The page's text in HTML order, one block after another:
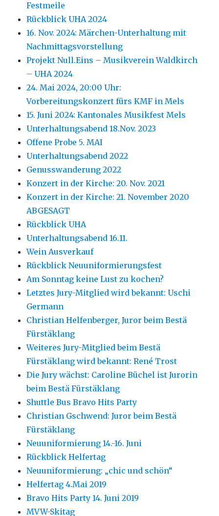
Festmeile
Rückblick UHA 2024
16. Nov. 2024: Märchen-Unterhaltung mit
Nachmittagsvorstellung
Projekt Null.Eins – Musikverein Waldkirch
– UHA 2024
24. Mai 2024, 20:00 Uhr:
Vorbereitungskonzert fürs KMF in Mels
15. Juni 2024: Kantonales Musikfest Mels
Unterhaltungsabend 18.Nov. 2023
Offene Probe 5. MAI
Unterhaltungsabend 2022
Genusswanderung 2022
Konzert in der Kirche: 20. Nov. 2021
Konzert in der Kirche: 21. November 2020
ABGESAGT
Rückblick UHA
Unterhaltungsabend 16.11.
Wein Ausverkauf
Rückblick Neuuniformierungsfest
Am Sonntag keine Lust zu kochen?
Letztes Jury-Mitglied wird bekannt: Uschi
Germann
Christian Helfenberger, Juror beim Bestä
Fürstäklang
Weiteres Jury-Mitglied beim Bestä
Fürstäklang wird bekannt: René Trost
Die Jury wächst: Caroline Büchel ist Jurorin
beim Bestä Fürstäklang
Shuttle Bus Bravo Hits Party
Christian Gschwend: Juror beim Bestä
Fürstäklang
Neuuniformierung 14.-16. Juni
Rückblick Helfertag
Neuuniformierung: „chic und schön“
Helfertag 4.Mai 2019
Bravo Hits Party 14. Juni 2019
MVW-Skitag